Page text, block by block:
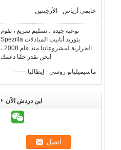
—— خايمي أرياس - الأرجنتين
نوعية جيدة ، تسليم سريع ، تقوم
Spezilla بتوريد أنابيب المبادلات
الحرارية لمشروعاتنا منذ عام 2008 ،
نحن نقدر حقًا دعمك!
—— ماسيميليانو روسي - إيطاليا
ابن دردش الآن